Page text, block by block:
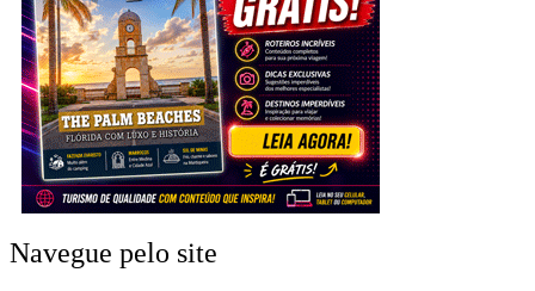
Navegue pelo site